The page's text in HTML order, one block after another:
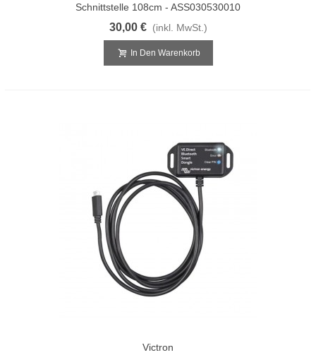
Schnittstelle 108cm - ASS030530010
30,00 € (inkl. MwSt.)
In Den Warenkorb
Victron